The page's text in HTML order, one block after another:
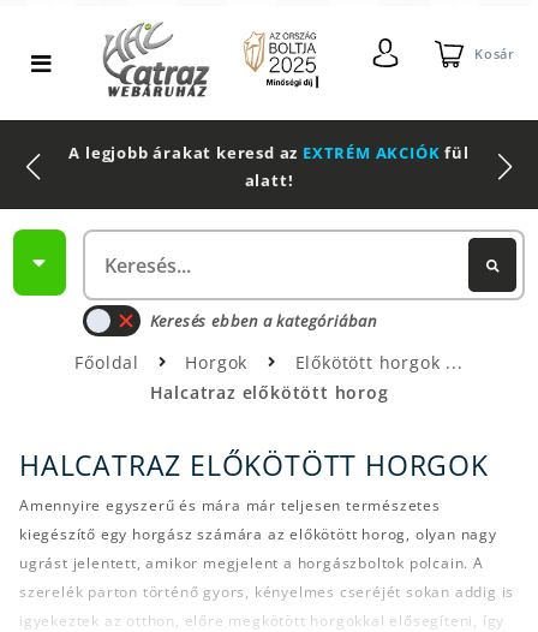
Kosár
2 db Shimano Aero Technium +Leatherman
Multitool
Keresés ebben a kategóriában
Főoldal Horgok
Előkötött horgok
Halcatraz előkötött horog
HALCATRAZ ELŐKÖTÖTT HORGOK
Amennyire egyszerű és mára már teljesen természetes
kiegészítő egy horgász számára az előkötött horog, olyan nagy
ugrást jelentett, amikor megjelent a horgászboltok polcain. A
szerelék parton történő gyors, kényelmes cseréjét sokan addig is
igyekeztek az otthon, előre megkötött horgokkal elősegíteni, így